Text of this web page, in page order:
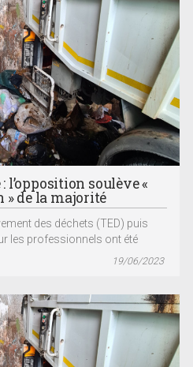
l’opposition soulève «
» de la majorité
des déchets (TED) puis
les professionnels ont été
19/06/2023